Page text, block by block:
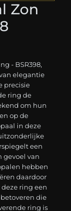
Zon
- BSR398,
elegantie
precisie
ring de
om hun
op de
in deze
een
gevoel van
hebben
daardoor
ring een
die
ring is